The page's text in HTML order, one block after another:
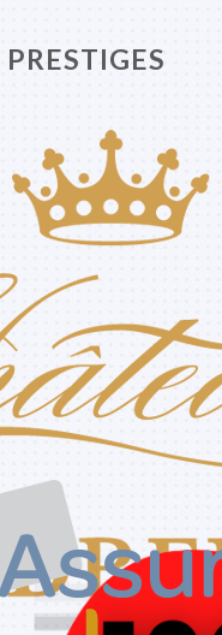
PRESTIGES